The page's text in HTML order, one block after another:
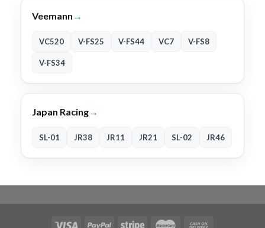
Veemann →
VC520 V-FS25 V-FS44 VC7 V-FS8
V-FS34
Japan Racing→
SL-01 JR38 JR11 JR21 SL-02 JR46